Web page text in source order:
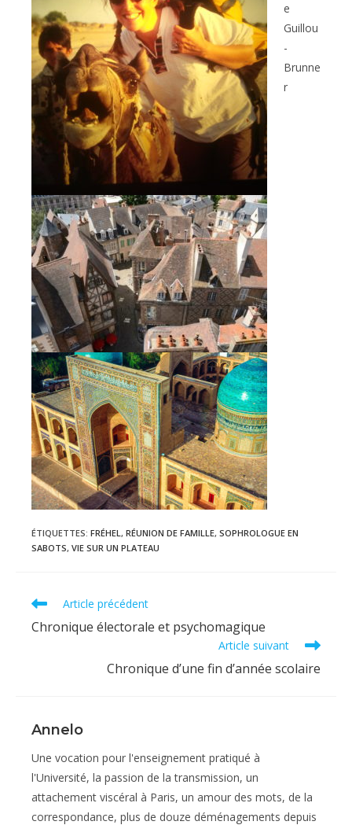
e
Guillou
-
Brunne
r
ÉTIQUETTES: FRÉHEL, RÉUNION DE FAMILLE, SOPHROLOGUE EN
SABOTS, VIE SUR UN PLATEAU
Read
articles
Article précédent
Chronique électorale et psychomagique
Article suivant
Chronique d’une fin d’année scolaire
Annelo
Une vocation pour l'enseignement pratiqué à
l'Université, la passion de la transmission, un
attachement viscéral à Paris, un amour des mots, de la
correspondance, plus de douze déménagements depuis